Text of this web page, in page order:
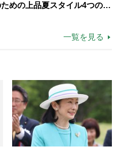
めの上品夏スタイル4つのコ
一覧を見る